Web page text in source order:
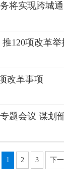
将实现跨城
120项改革举
改革事项
题会议 谋划
1 2 3 下